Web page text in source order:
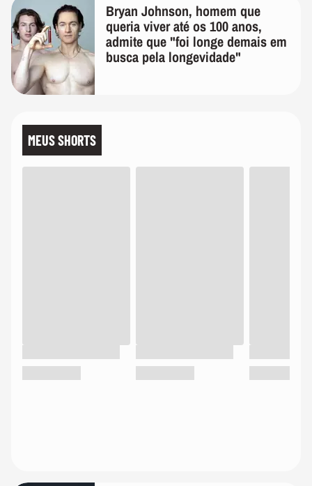
Bryan Johnson, homem que
queria viver até os 100 anos,
admite que "foi longe demais em
busca pela longevidade"
MEUS SHORTS